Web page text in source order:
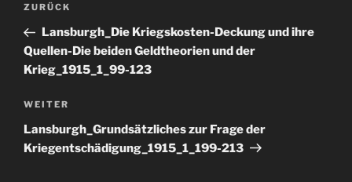
Vorheriger
Beitrag
ZURÜCK
Lansburgh_Die Kriegskosten-Deckung und ihre
Quellen-Die beiden Geldtheorien und der
Krieg_1915_1_99-123
Nächster
Beitrag
WEITER
Lansburgh_Grundsätzliches zur Frage der
Kriegentschädigung_1915_1_199-213